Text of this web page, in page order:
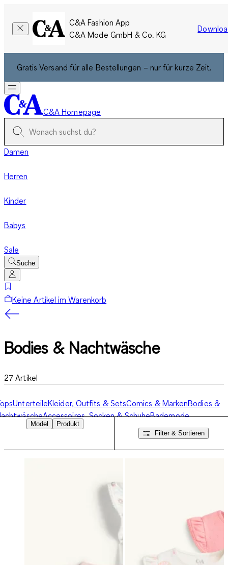
C&A Fashion App
C&A Mode GmbH & Co. KG
Gratis Versand für alle Bestellungen – nur für kurze Zeit.
C&A Homepage
Damen
Herren
Kinder
Babys
Sale
Suche
Keine Artikel im Warenkorb
Bodies & Nachtwäsche
27 Artikel
UnterteileKleider, Outfits & SetsComics & MarkenBodies &
Accessoires, Socken & SchuheBademode
Model
Produkt
Filter & Sortieren